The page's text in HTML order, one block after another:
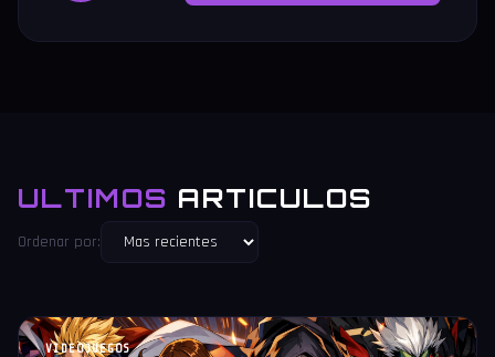
ULTIMOS ARTICULOS
Ordenar por:
VIDEOJUEGOS